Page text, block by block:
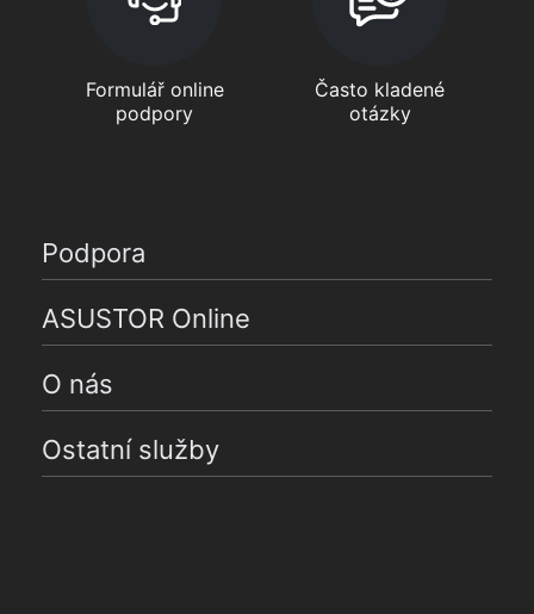
Formulář online
podpory
Často kladené
otázky
Podpora
ASUSTOR Online
O nás
Ostatní služby